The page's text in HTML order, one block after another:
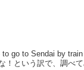
go to Sendai by
！という訳で、調べ